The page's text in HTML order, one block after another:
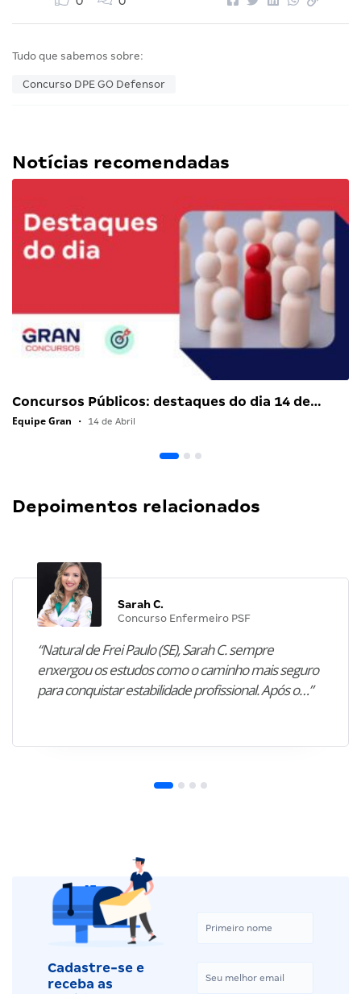
Tudo que sabemos sobre:
Concurso DPE GO Defensor
Notícias recomendadas
Concursos Públicos: destaques do dia 14 de…
Equipe Gran • 14 de Abril
Depoimentos relacionados
Sarah C.
Concurso Enfermeiro PSF
“Natural de Frei Paulo (SE), Sarah C. sempre
enxergou os estudos como o caminho mais seguro
para conquistar estabilidade profissional. Após o…”
Cadastre-se e
receba as